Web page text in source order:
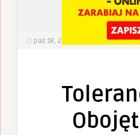
paź 18, 2022